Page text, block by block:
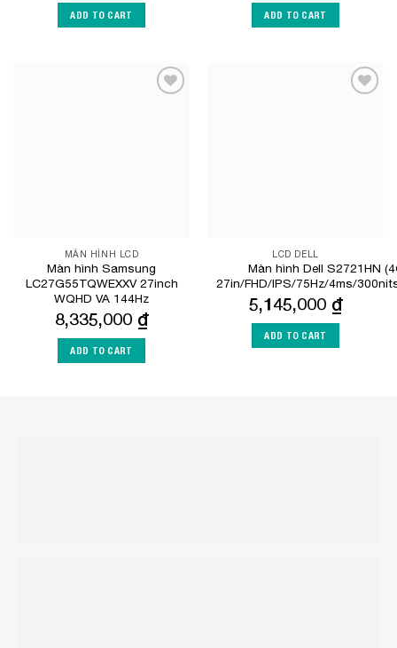
ADD TO CART ADD TO CART
MÀN HÌNH LCD
Màn hình Samsung
LC27G55TQWEXXV 27inch
WQHD VA 144Hz
8,335,000 ₫
ADD TO CART
LCD DELL
Màn hình Dell S2721HN
27in/FHD/IPS/75Hz/4ms/
5,145,000 ₫
ADD TO CART